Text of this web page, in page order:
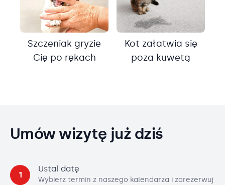
Szczeniak gryzie
Cię po rękach
Kot załatwia się
poza kuwetą
Umów wizytę już dziś
1
Ustal datę
Wybierz termin z naszego kalendarza i zarezerwuj